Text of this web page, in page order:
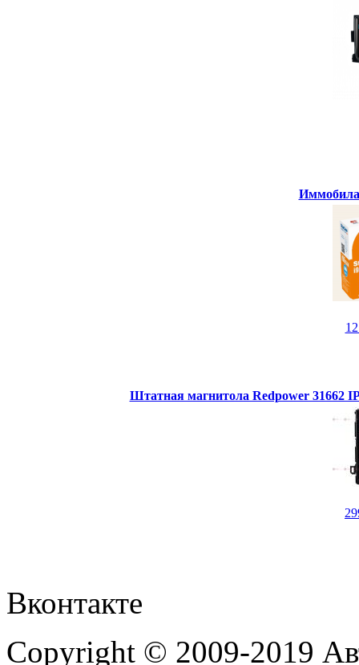
Штатная магнитола Redpower 31662
Вконтакте
Copyright © 2009-2019